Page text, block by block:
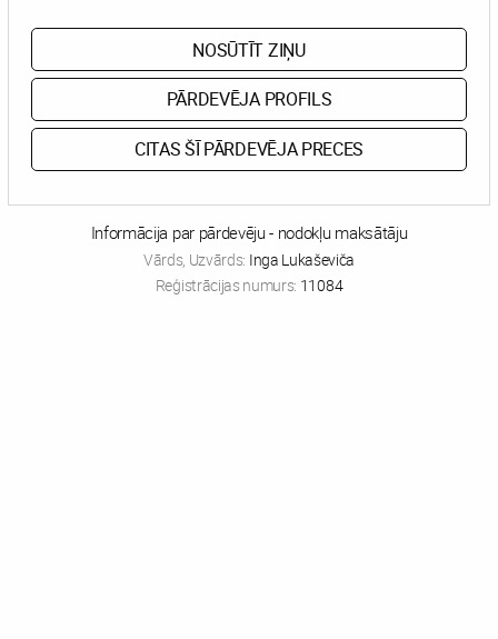
NOSŪTĪT ZIŅU
PĀRDEVĒJA PROFILS
CITAS ŠĪ PĀRDEVĒJA PRECES
Informācija par pārdevēju - nodokļu maksātāju
Vārds, Uzvārds: Inga Lukaševiča
Reģistrācijas numurs: 11084